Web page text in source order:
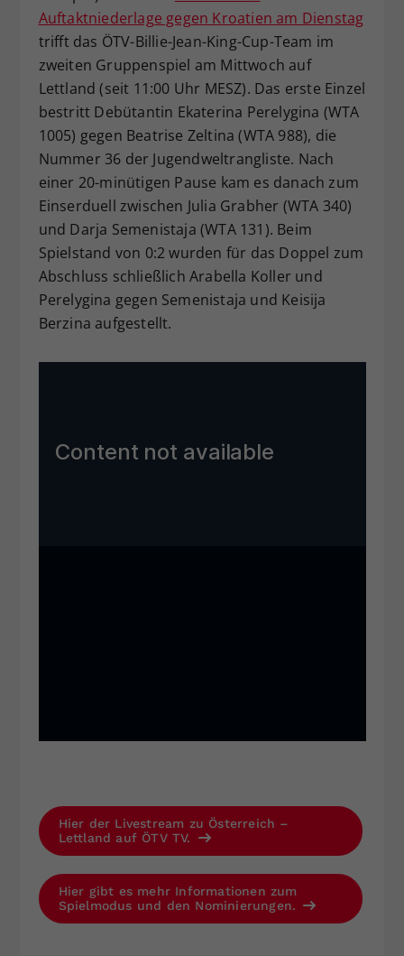
Auftaktniederlage gegen Kroatien am Dienstag
trifft das ÖTV-Billie-Jean-King-Cup-Team im
zweiten Gruppenspiel am Mittwoch auf
Lettland (seit 11:00 Uhr MESZ). Das erste Einzel
bestritt Debütantin Ekaterina Perelygina (WTA
1005) gegen Beatrise Zeltina (WTA 988), die
Nummer 36 der Jugendweltrangliste. Nach
einer 20-minütigen Pause kam es danach zum
Einserduell zwischen Julia Grabher (WTA 340)
und Darja Semenistaja (WTA 131). Beim
Spielstand von 0:2 wurden für das Doppel zum
Abschluss schließlich Arabella Koller und
Perelygina gegen Semenistaja und Keisija
Berzina aufgestellt.
Hier der Livestream zu Österreich –
Lettland auf ÖTV TV.
Hier gibt es mehr Informationen zum
Spielmodus und den Nominierungen.
Zweck
Dieser Wert speichert Ihre Consent-
Einstellungen. Unter anderem eine
zufällig generierte ID, für die
historische Speicherung Ihrer
vorgenommen Einstellungen, falls der
Webseiten-Betreiber dies eingestellt
hat.